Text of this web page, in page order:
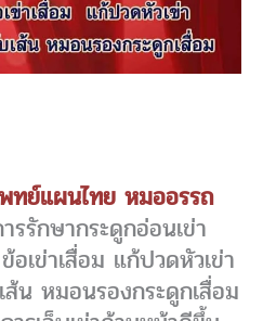
ทย์แผนไทย หมออรรถ
รักษากระดูกอ่อนเข่า
อเข่าเสื่อม แก้ปวดหัวเข่า
น หมอนรองกระดูกเสื่อม